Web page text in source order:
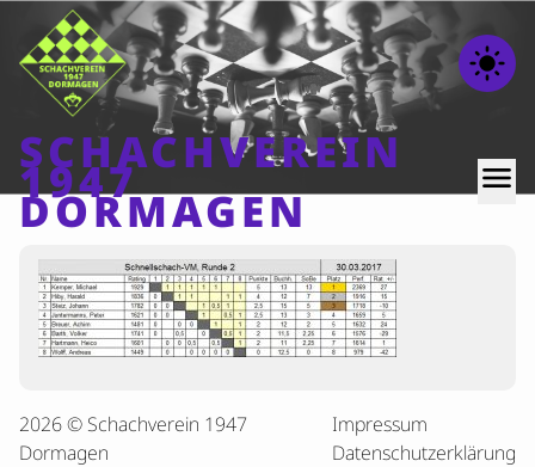
light_mode
SCHACHVEREIN
1947
DORMAGEN
menu
Home
Beiträge
Mannschaften
Termine
2026 © Schachverein 1947
Dormagen
Impressum
Datenschutzerklärung